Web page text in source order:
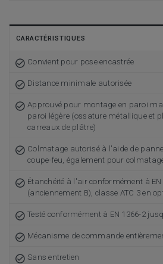
CARACTÉRISTIQUES
Convient pour pose encastrée
Distance minimale autorisée
Approuvé pour montage en paroi
paroi légère (ossature métallique et
carreaux de plâtre)
Colmatage autorisé à l'aide de
coupe-feu, également pour
Étanchéité à l'air conformément à EN
(anciennement B), classe ATC 3 en
Testé conformément à EN 1366-2
Mécanisme de commande
Sans entretien